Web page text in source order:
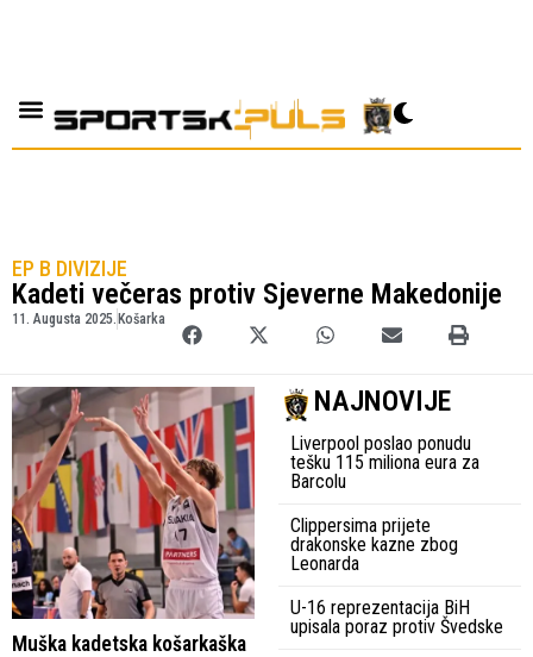
EP B DIVIZIJE
Kadeti večeras protiv Sjeverne Makedonije
11. Augusta 2025. Košarka
Muška kadetska košarkaška
NAJNOVIJE
Liverpool poslao ponudu
tešku 115 miliona eura za
Barcolu
Clippersima prijete
drakonske kazne zbog
Leonarda
U-16 reprezentacija BiH
upisala poraz protiv Švedske